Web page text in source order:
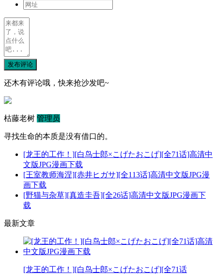
发布评论
还木有评论哦，快来抢沙发吧~
枯藤老树 管理员
寻找生命的本质是没有借口的。
[龙王的工作！][白鸟士郎×こげたおこげ][全71话]高清中
文版JPG漫画下载
[王室教师海涅][赤井ヒガサ][全113话]高清中文版JPG漫
画下载
[野猫与杂草][真造圭吾][全26话]高清中文版JPG漫画下
载
最新文章
[龙王的工作！][白鸟士郎×こげたおこげ][全71话